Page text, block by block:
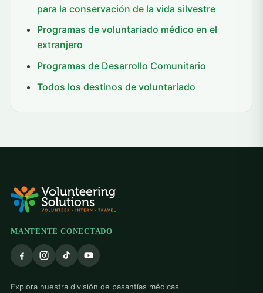
para la conservación de la vida silvestre
Programas de voluntariado médico en el
extranjero
Programas de Desarrollo Comunitario
Todos los destinos de voluntariado
MANTENTE CONECTADO
Explora nuestra división de pasantías médicas